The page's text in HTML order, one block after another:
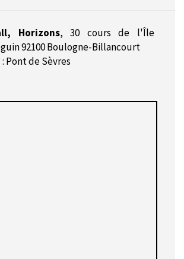
Horizons,30 cours de l'Île
92100 Boulogne-Billancourt
: Pont de Sèvres